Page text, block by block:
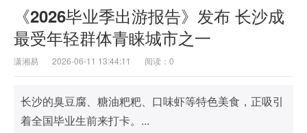
《2026毕业季出游报告》发布 长沙成
最受年轻群体青睐城市之一
潇湘易 2026-06-11 13:44:11 阅读： 0
长沙的臭豆腐、糖油粑粑、口味虾等特色美食，正吸引
着全国毕业生前来打卡。...